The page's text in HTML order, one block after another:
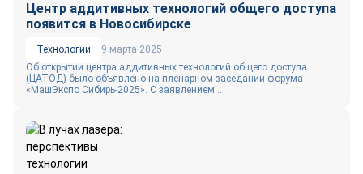
Центр аддитивных технологий общего доступа
появится в Новосибирске
Технологии
9 марта 2025
Об открытии центра аддитивных технологий общего доступа
(ЦАТОД) было объявлено на пленарном заседании форума
«МашЭкспо Сибирь-2025». С заявлением...